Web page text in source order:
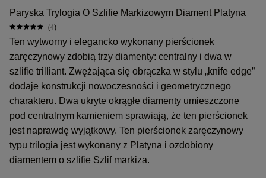
Paryska Trylogia O Szlifie Markizowym Diament Platyna
(4)
Ten wytworny i elegancko wykonany pierścionek
zaręczynowy zdobią trzy diamenty: centralny i dwa w
szlifie trilliant. Zwężająca się obrączka w stylu „knife edge”
dodaje konstrukcji nowoczesności i geometrycznego
charakteru. Dwa ukryte okrągłe diamenty umieszczone
pod centralnym kamieniem sprawiają, że ten pierścionek
jest naprawdę wyjątkowy. Ten pierścionek zaręczynowy
typu trilogia jest wykonany z Platyna i ozdobiony
diamentem o szlifie Szlif markiza.